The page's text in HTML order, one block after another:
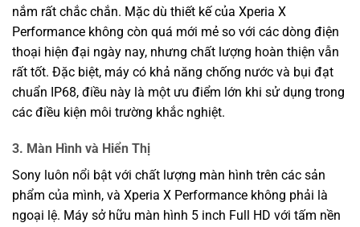
nắm rất chắc chắn. Mặc dù thiết kế của Xperia X
Performance không còn quá mới mẻ so với các dòng điện
thoại hiện đại ngày nay, nhưng chất lượng hoàn thiện vẫn
rất tốt. Đặc biệt, máy có khả năng chống nước và bụi đạt
chuẩn IP68, điều này là một ưu điểm lớn khi sử dụng trong
các điều kiện môi trường khắc nghiệt.
3. Màn Hình và Hiển Thị
Sony luôn nổi bật với chất lượng màn hình trên các sản
phẩm của mình, và Xperia X Performance không phải là
ngoại lệ. Máy sở hữu màn hình 5 inch Full HD với tấm nền